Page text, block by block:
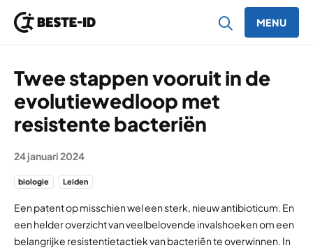
MENU
Twee stappen vooruit in de
evolutiewedloop met
resistente bacteriën
24 januari 2024
biologie Leiden
Een patent op misschien wel een sterk, nieuw antibioticum. En
een helder overzicht van veelbelovende invalshoeken om een
belangrijke resistentietactiek van bacteriën te overwinnen. In